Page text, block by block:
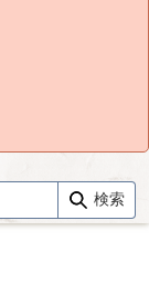
検索